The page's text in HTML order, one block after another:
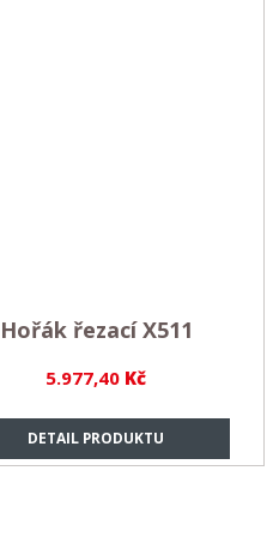
5.977,40 Kč
DETAIL PRODUKTU
Hořák řezací X511